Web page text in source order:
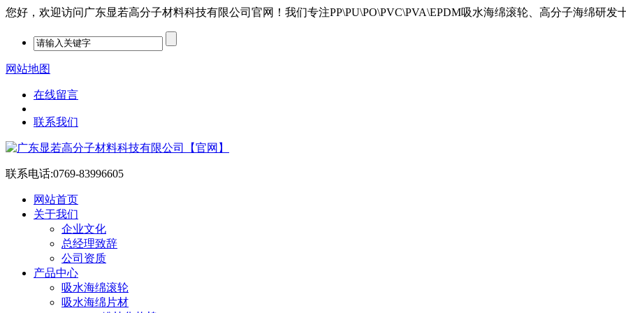
您好，欢迎访问广东显若高分子材料科技有限公司官网！我们专注PP\PU\PO\PVC\PVA\EPDM吸水海绵滚轮、高分子海绵研发
网站地图
在线留言
联系我们
联系电话:0769-83996605
网站首页
关于我们
企业文化
总经理致辞
公司资质
产品中心
吸水海绵滚轮
吸水海绵片材